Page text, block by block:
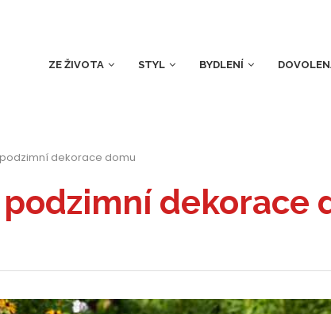
ZE ŽIVOTA STYL BYDLENÍ
dekorace domu
dekorace